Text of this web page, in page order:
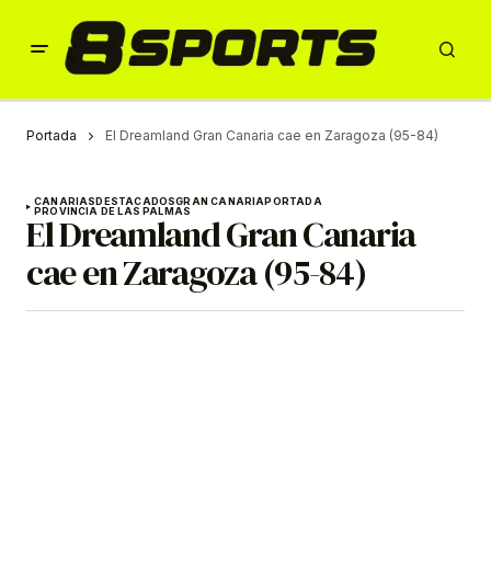
Portada El Dreamland Gran Canaria cae en Zaragoza (95-84)
CANARIASDESTACADOSGRAN CANARIAPORTADA
PROVINCIA DE LAS PALMAS
El Dreamland Gran Canaria
cae en Zaragoza (95-84)